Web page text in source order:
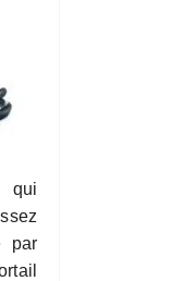
qui
par